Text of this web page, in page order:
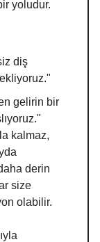
yoludur.
diş
gelirin bir
kalmaz,
derin
size
olabilir.